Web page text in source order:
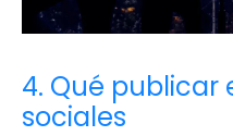
4. Qué publicar
sociales